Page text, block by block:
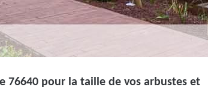
76640 pour la taille de vos arbustes et